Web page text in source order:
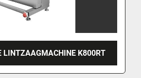
LINTZAAGMACHINE K800RT